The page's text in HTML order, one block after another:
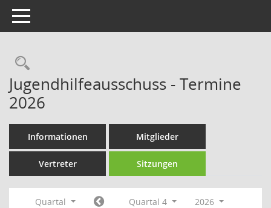
Toggle navigation
Rechercheauswahl
Jugendhilfeausschuss - Termine
2026
Informationen Mitglieder
Vertreter Sitzungen
Quartal Quartal 4
2026